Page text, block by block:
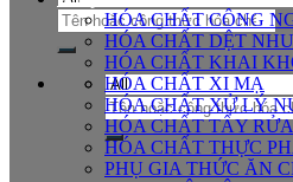
Tìm
kiếm:
Tìm
kiếm:
HÓA CHẤT CÔNG
HÓA CHẤT DỆT
HÓA CHẤT KHAI
HÓA CHẤT XI MẠ
HÓA CHẤT XỬ LÝ
HÓA CHẤT TẨY RỬA
HÓA CHẤT THỰC
PHỤ GIA THỨC ĂN